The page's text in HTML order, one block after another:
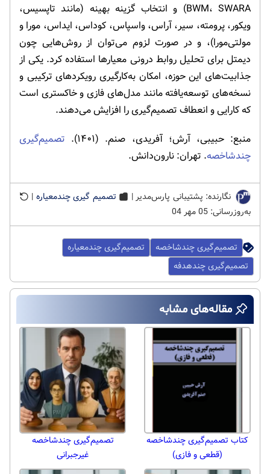
BWM، SWARA) و انتخاب گزینه بهینه (مانند تاپسیس،
ویکور، پرومته، سیر، آراس، واسپاس، کوداس، ایداس، مورا و
مولتی‌مورا)، و در صورت لزوم می‌توان از روش‌هایی چون
دیمتل برای تحلیل روابط درونی معیارها استفاده کرد. یکی از
جذابیت‌های این حوزه، امکان به‌کارگیری رویکردهای ترکیبی و
نسخه‌های توسعه‌یافته مانند مدل‌های فازی و خاکستری است
که کارایی و انعطاف تصمیم‌گیری را افزایش می‌دهند.
منبع: حبیبی، آرش؛ آفریدی، صنم. (۱۴۰۱).
تصمیم‌گیری
چندشاخصه. تهران: نارون‌دانش.
نگارنده: پشتیبانی پارس‌مدیر | تصمیم گیری چندمعیاره |
به‌روزرسانی: 05 مهر 04
تصمیم‌گیری چندشاخصه
تصمیم‌گیری چندمعیاره
تصمیم‌گیری چندهدفه
مقاله‌های مشابه
کتاب تصمیم‌گیری چندشاخصه
(قطعی و فازی)
تصمیم‌گیری چندشاخصه
غیرجبرانی